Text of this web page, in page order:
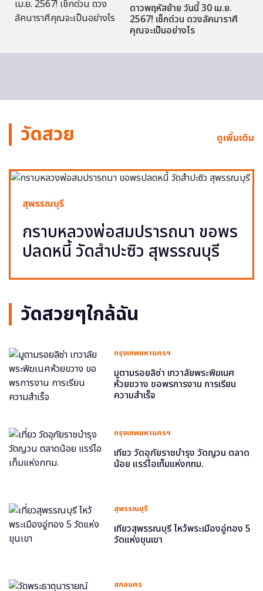
ดาวพฤหัสย้าย วันนี้ 30 เม.ย.
2567! เช็กด่วน ดวงลัคนาราศี
คุณจะเป็นอย่างไร
วัดสวย ดูเพิ่มเติม
สุพรรณบุรี
กราบหลวงพ่อสมปรารถนา ขอพร
ปลดหนี้ วัดสำปะซิว สุพรรณบุรี
วัดสวยๆใกล้ฉัน
กรุงเทพมหานครฯ
มูตามรอยลิซ่า เทวาลัยพระพิฆเนศ
ห้วยขวาง ขอพรการงาน การเรียน
ความสำเร็จ
กรุงเทพมหานครฯ
เที่ยว วัดอุภัยราชบำรุง วัดญวน ตลาด
น้อย แรร์ไอเท็มแห่งกทม.
สุพรรณบุรี
เที่ยวสุพรรณบุรี ไหว้พระเมืองอู่ทอง 5
วัดแห่งขุนเขา
สกลนคร